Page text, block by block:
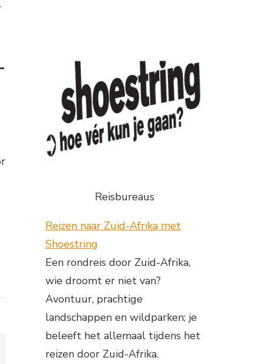
Reisbureaus
Reizen naar Zuid-Afrika met
Shoestring
Een rondreis door Zuid-Afrika,
wie droomt er niet van?
Avontuur, prachtige
landschappen en wildparken; je
beleeft het allemaal tijdens het
reizen door Zuid-Afrika.